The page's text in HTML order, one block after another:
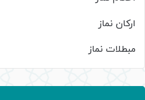
ارکان نماز
مبطلات نماز